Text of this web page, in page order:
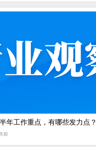
年工作重点，有哪些发力点？
前